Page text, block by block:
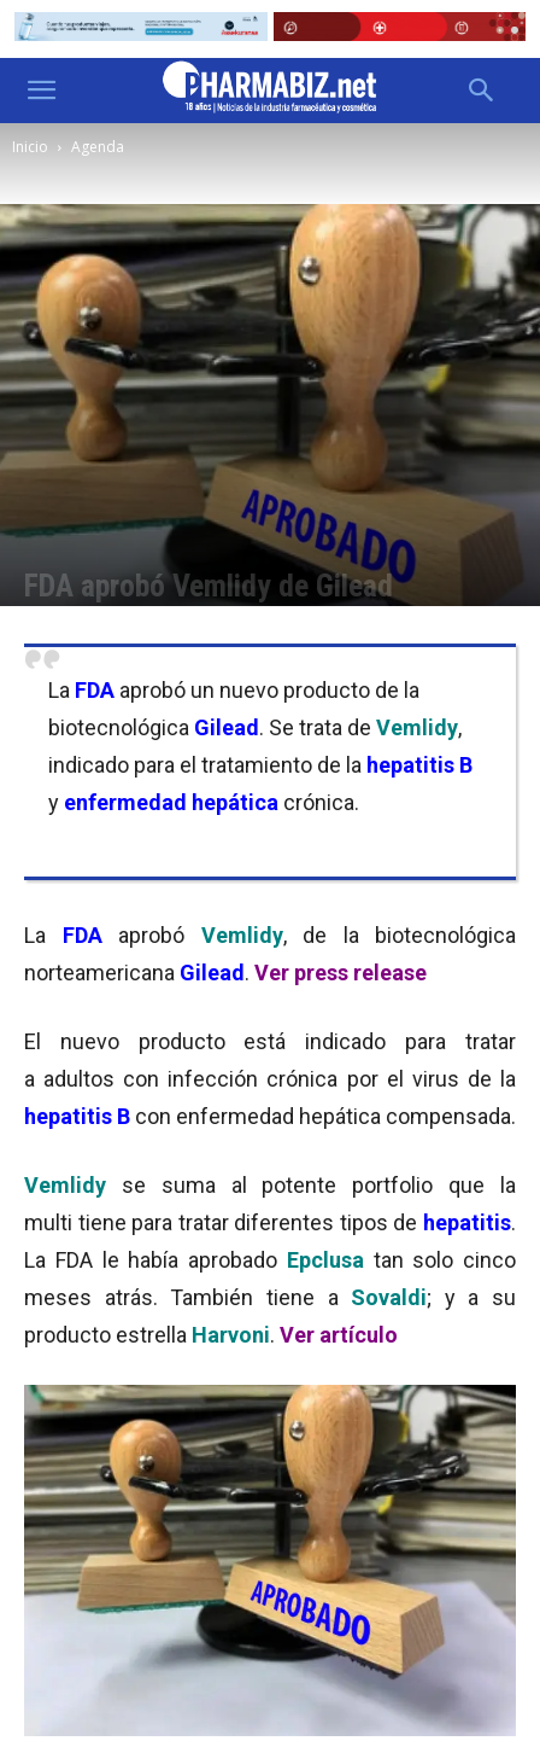
Inicio Agenda
FDA aprobó Vemlidy de Gilead
La FDA aprobó un nuevo producto de la
biotecnológica Gilead . Se trata de Vemlidy,
indicado para el tratamiento de la hepatitis B
y enfermedad hepática crónica.
La FDAaprobó Vemlidy, de la biotecnológica
norteamericana Gilead . Ver press release
El nuevo producto está indicado para tratar
a adultos con infección crónica por el virus de la
hepatitis B con enfermedad hepática compensada.
Vemlidy se suma al potente portfolio que la
multi tiene para tratar diferentes tipos de hepatitis.
La FDA le había aprobado Epclusa tan solo cinco
meses atrás. También tiene a Sovaldi; y a su
producto estrella Harvoni. Ver artículo